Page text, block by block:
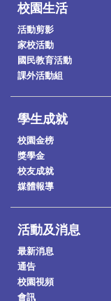
校園生活
活動剪影
家校活動
國民教育活動
課外活動組
學生成就
校園金榜
獎學金
校友成就
媒體報導
活動及消息
最新消息
通告
校園視頻
會訊